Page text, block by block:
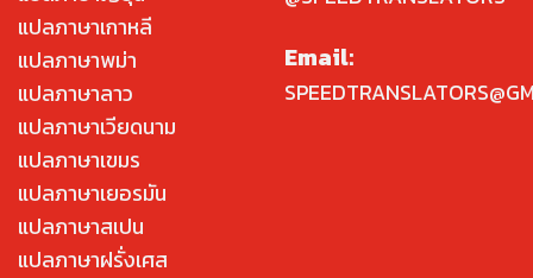
แปลภาษาเกาหลี
แปลภาษาพม่า
แปลภาษาลาว
แปลภาษาเวียดนาม
แปลภาษาเขมร
แปลภาษาเยอรมัน
แปลภาษาสเปน
แปลภาษาฝรั่งเศส
Email: